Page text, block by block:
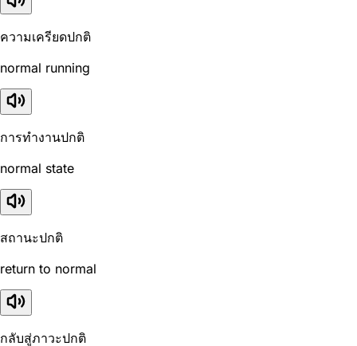
ความเครียดปกติ
normal running
การทำงานปกติ
normal state
สถานะปกติ
return to normal
กลับสู่ภาวะปกติ